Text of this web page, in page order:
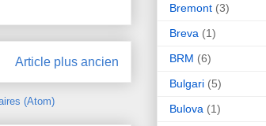
Article plus ancien
(Atom)
Bremont (3)
Breva (1)
BRM (6)
Bulgari (5)
Bulova (1)